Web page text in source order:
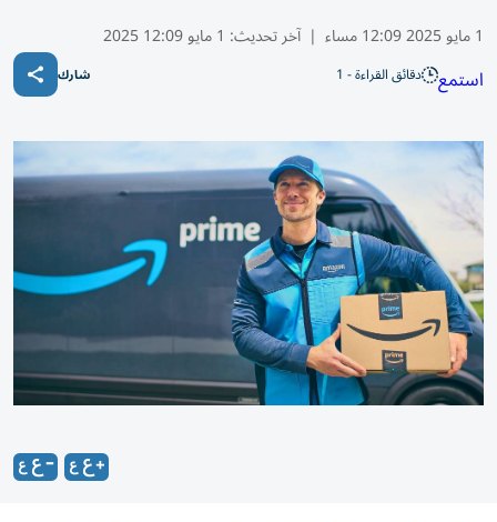
1 مايو 2025 12:09 مساء | آخر تحديث: 1 مايو 12:09 2025
استمع دقائق القراءة - 1 شارك